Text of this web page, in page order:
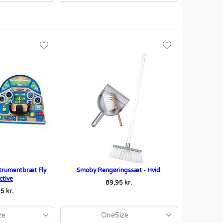
Fly
kr.
Smoby Rengøringssæt - Hvid
89,95 kr.
OneSize